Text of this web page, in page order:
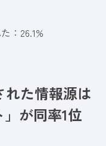
：26.1%
た情報源は
」が同率1位